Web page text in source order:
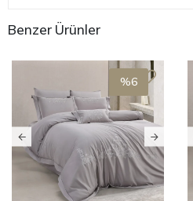
Benzer Ürünler
%6